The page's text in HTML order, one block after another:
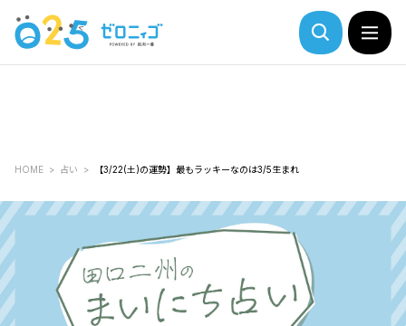
HOME 占い 【3/22(土)の運勢】最もラッキーなのは3/5生まれ